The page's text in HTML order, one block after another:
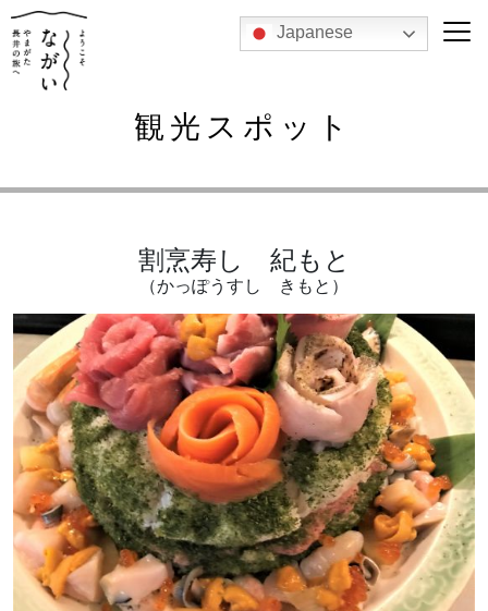
Japanese
観光スポット
割烹寿し 紀もと
（かっぽうすし きもと）